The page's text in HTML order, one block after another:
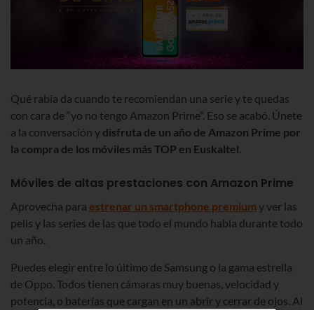
Qué rabia da cuando te recomiendan una serie y te quedas
con cara de “yo no tengo Amazon Prime”. Eso se acabó. Únete
a la conversación y disfruta de un año de Amazon Prime por
la compra de los móviles más TOP en Euskaltel.
Móviles de altas prestaciones con Amazon Prime
Aprovecha para estrenar un smartphone premiumy ver las
pelis y las series de las que todo el mundo habla durante todo
un año.
Puedes elegir entre lo último de Samsung o la gama estrella
de Oppo. Todos tienen cámaras muy buenas, velocidad y
potencia, o baterías que cargan en un abrir y cerrar de ojos. Al